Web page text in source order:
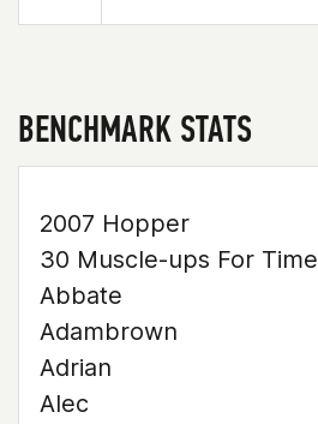
BENCHMARK STATS
2007 Hopper
30 Muscle-ups For Time
Abbate
Adambrown
Adrian
Alec